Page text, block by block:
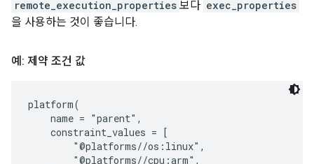
remote_execution_properties 보다 exec_properties
을 사용하는 것이 좋습니다.
예: 제약 조건 값
platform(
    name = "parent",
    constraint_values = [
        "@platforms//os:linux",
        "@platforms//cpu:arm",